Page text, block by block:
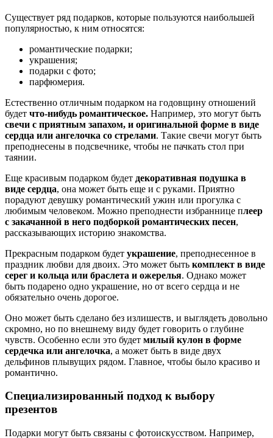
Существует ряд подарков, которые пользуются наибольшей
популярностью, к ним относятся:
романтические подарки;
украшения;
подарки с фото;
парфюмерия.
Естественно отличным подарком на годовщину отношений
будет что-нибудь романтическое. Например, это могут быть
свечи с приятным запахом, и оригинальной форме в виде
сердца или ангелочка со стрелами. Такие свечи могут быть
преподнесены в подсвечнике, чтобы не пачкать стол при
таянии.
Еще красивым подарком будет декоративная подушка в
виде сердца, она может быть еще и с руками. Приятно
порадуют девушку романтический ужин или прогулка с
любимым человеком. Можно преподнести избраннице плеер
с закачанной в него подборкой романтических песен,
рассказывающих историю знакомства.
Прекрасным подарком будет украшение, преподнесенное в
праздник любви для двоих. Это может быть комплект в виде
серег и кольца или браслета и ожерелья. Однако может
быть подарено одно украшение, но от всего сердца и не
обязательно очень дорогое.
Оно может быть сделано без излишеств, и выглядеть довольно
скромно, но по внешнему виду будет говорить о глубине
чувств. Особенно если это будет милый кулон в форме
сердечка или ангелочка, а может быть в виде двух
дельфинов плывущих рядом. Главное, чтобы было красиво и
романтично.
Специализированный подход к выбору
презентов
Подарки могут быть связаны с фотоискусством. Например,